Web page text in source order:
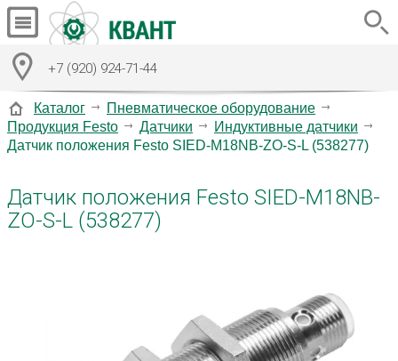
+7 (920) 924-71-44
Каталог
Пневматическое оборудование
Продукция Festo
Датчики
Индуктивные датчики
Датчик положения Festo SIED-M18NB-ZO-S-L (538277)
Датчик положения Festo SIED-M18NB-
ZO-S-L (538277)